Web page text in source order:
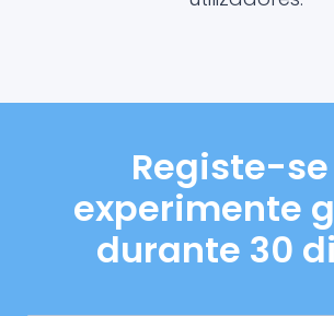
Registe-
experimente
durante 30